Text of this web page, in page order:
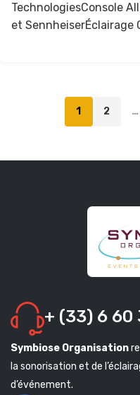
TechnologiesConsole
et SennheiserÉclairage
1 2 …
+ (33) 6 60
Symbiose Organisation
la sonorisation et de
d’événement.